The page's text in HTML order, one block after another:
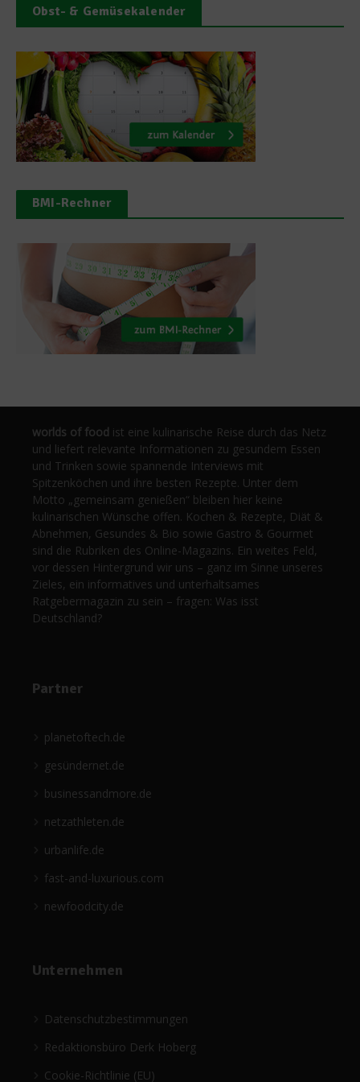
Obst- & Gemüsekalender
BMI-Rechner
worlds of food ist eine kulinarische Reise durch das Netz
und liefert relevante Informationen zu gesundem Essen
und Trinken sowie spannende Interviews mit
Spitzenköchen und ihre besten Rezepte. Unter dem
Motto „gemeinsam genießen“ bleiben hier keine
kulinarischen Wünsche offen. Kochen & Rezepte, Diät &
Abnehmen, Gesundes & Bio sowie Gastro & Gourmet
sind die Rubriken des Online-Magazins. Ein weites Feld,
vor dessen Hintergrund wir uns – ganz im Sinne unseres
Zieles, ein informatives und unterhaltsames
Ratgebermagazin zu sein – fragen: Was isst
Deutschland?
Partner
planetoftech.de
gesündernet.de
businessandmore.de
netzathleten.de
urbanlife.de
fast-and-luxurious.com
newfoodcity.de
Unternehmen
Datenschutzbestimmungen
Redaktionsbüro Derk Hoberg
Cookie-Richtlinie (EU)